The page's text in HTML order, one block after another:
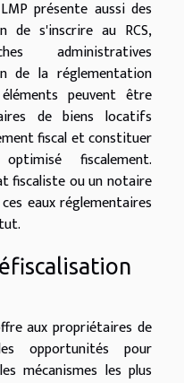
présente aussi des
de s'inscrire au RCS,
administratives
de la réglementation
peuvent être
de biens locatifs
fiscal et constituer
fiscalement.
fiscaliste ou un notaire
eaux réglementaires
aux propriétaires de
opportunités pour
mécanismes les plus